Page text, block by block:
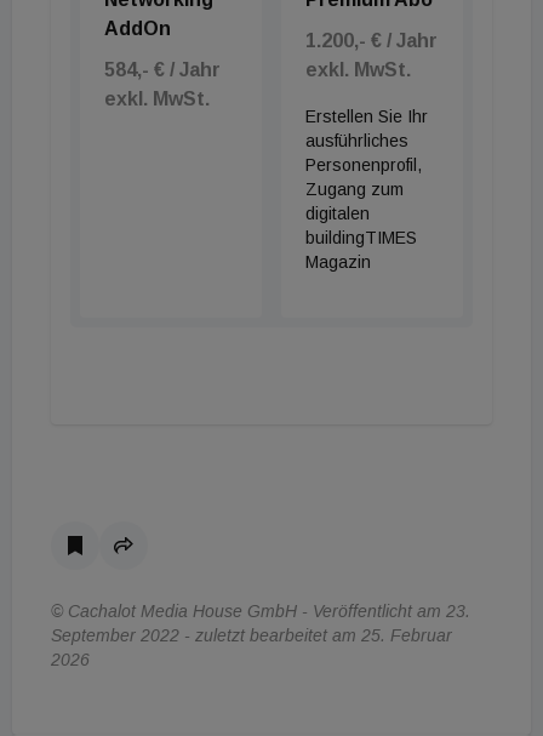
AddOn
584,- € / Jahr
exkl. MwSt.
1.200,- € / Jahr
exkl. MwSt.
Erstellen Sie Ihr
ausführliches
Personenprofil,
Zugang zum
digitalen
buildingTIMES
Magazin
© Cachalot Media House GmbH - Veröffentlicht am 23.
September 2022 - zuletzt bearbeitet am 25. Februar
2026